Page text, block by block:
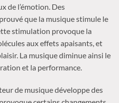
de l’émotion. Des
que la musique stimule le
stimulation provoque la
aux effets apaisants, et
La musique diminue ainsi le
et la performance.
de musique développe des